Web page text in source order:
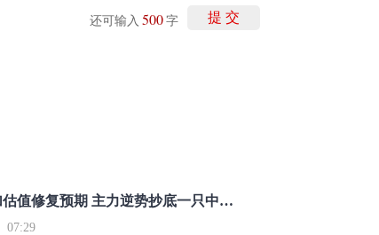
提 交
还可输入 500 字
重磅利好刺激叠加估值修复预期 主力逆势抄底一只中药龙头股
07:29